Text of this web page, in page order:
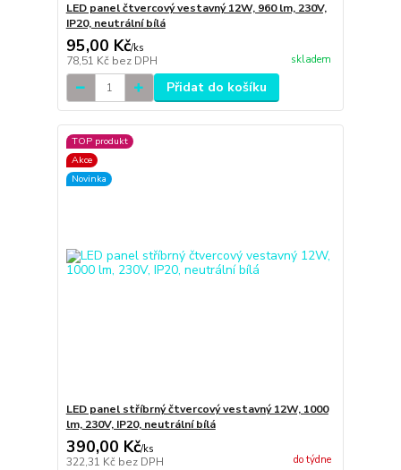
LED panel čtvercový vestavný 12W, 960 lm, 230V,
IP20, neutrální bílá
95,00 Kč/ks
78,51 Kč bez DPH skladem
Přidat do košíku
TOP produkt
Akce
Novinka
LED panel stříbrný čtvercový vestavný 12W, 1000
lm, 230V, IP20, neutrální bílá
390,00 Kč/ks
322,31 Kč bez DPH do týdne